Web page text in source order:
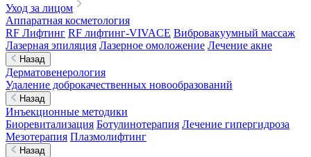
Уход за лицом
Аппаратная косметология
RF Лифтинг RF лифтинг-VIVACE Вибровакуумный массаж
Лазерная эпиляция Лазерное омоложение Лечение акне
Назад
Дерматовенерология
Удаление доброкачественных новообразований
Назад
Инъекционные методики
Биоревитализация Ботулинотерапия Лечение гипергидроза
Мезотерапия Плазмолифтинг
Назад